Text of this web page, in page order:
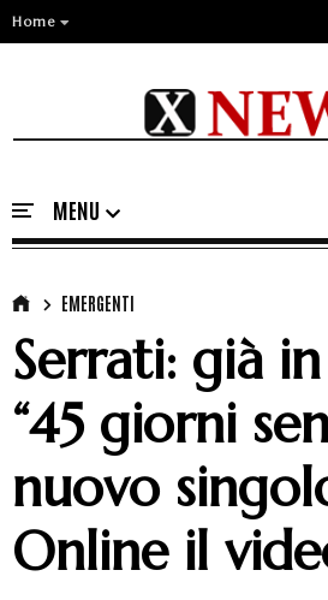
Home
EMERGENTI
Serrati: già
“45 giorni
nuovo
Online il